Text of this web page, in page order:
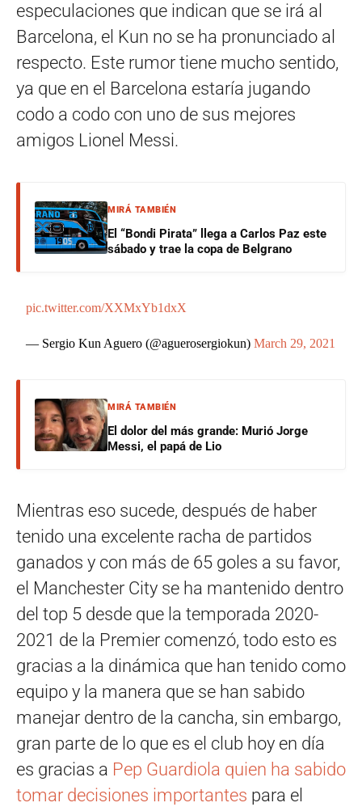
especulaciones que indican que se irá al
Barcelona, el Kun no se ha pronunciado al
respecto. Este rumor tiene mucho sentido,
ya que en el Barcelona estaría jugando
codo a codo con uno de sus mejores
amigos Lionel Messi.
MIRÁ TAMBIÉN
El “Bondi Pirata” llega a Carlos Paz este
sábado y trae la copa de Belgrano
pic.twitter.com/XXMxYb1dxX
— Sergio Kun Aguero (@aguerosergiokun)March 29, 2021
MIRÁ TAMBIÉN
El dolor del más grande: Murió Jorge
Messi, el papá de Lio
Mientras eso sucede, después de haber
tenido una excelente racha de partidos
ganados y con más de 65 goles a su favor,
el Manchester City se ha mantenido dentro
del top 5 desde que la temporada 2020-
2021 de la Premier comenzó, todo esto es
gracias a la dinámica que han tenido como
equipo y la manera que se han sabido
manejar dentro de la cancha, sin embargo,
gran parte de lo que es el club hoy en día
es gracias a Pep Guardiola quien ha sabido
tomar decisiones importantes para el